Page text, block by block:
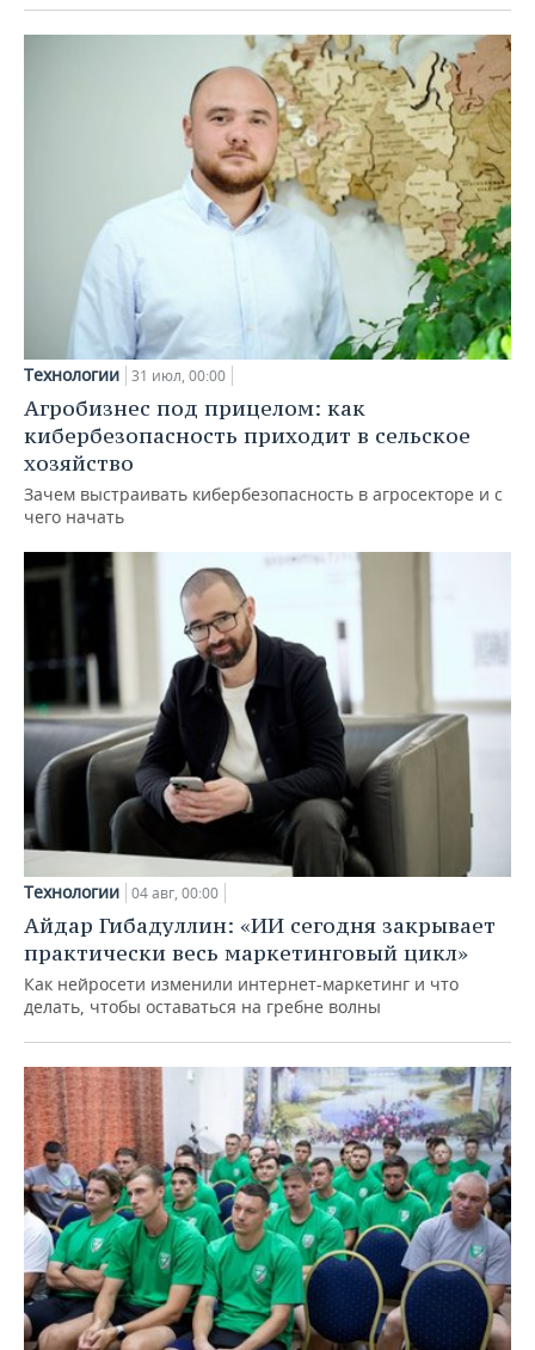
Технологии 31 июл, 00:00
Агробизнес под прицелом: как
кибербезопасность приходит в сельское
хозяйство
Зачем выстраивать кибербезопасность в агросекторе и с
чего начать
Технологии 04 авг, 00:00
Айдар Гибадуллин: «ИИ сегодня закрывает
практически весь маркетинговый цикл»
Как нейросети изменили интернет-маркетинг и что
делать, чтобы оставаться на гребне волны